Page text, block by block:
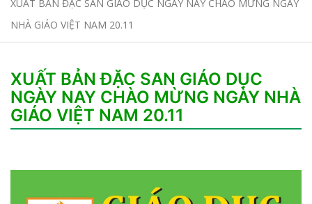
XUẤT BẢN ĐẶC SAN GIÁO DỤC NGÀY NAY CHÀO MỪNG NGÀY
NHÀ GIÁO VIỆT NAM 20.11
XUẤT BẢN ĐẶC SAN GIÁO DỤC
NGÀY NAY CHÀO MỪNG NGÀY NHÀ
GIÁO VIỆT NAM 20.11